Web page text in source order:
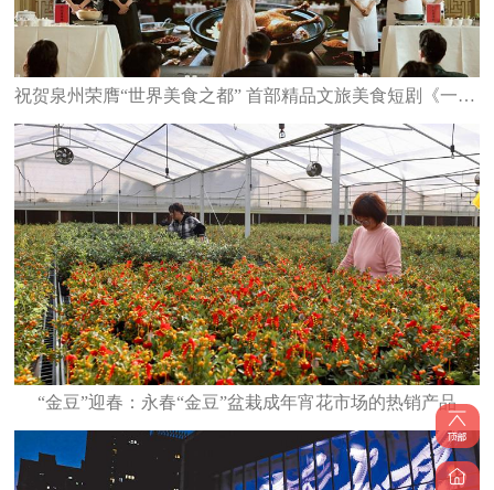
祝贺泉州荣膺“世界美食之都” 首部精品文旅美食短剧《一碗泉州之姜母鸭》6日上线
“金豆”迎春：永春“金豆”盆栽成年宵花市场的热销产品